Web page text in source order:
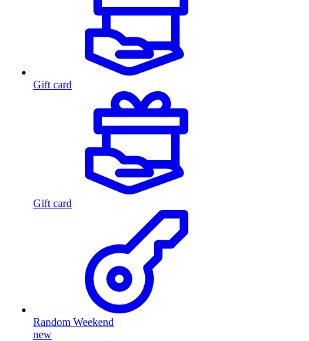
Gift card
Gift card
Random Weekend
new